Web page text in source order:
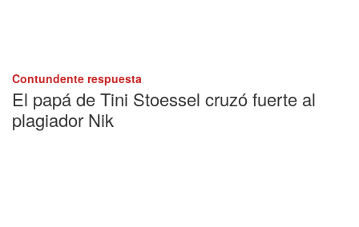
Contundente respuesta
El papá de Tini Stoessel cruzó fuerte al
plagiador Nik